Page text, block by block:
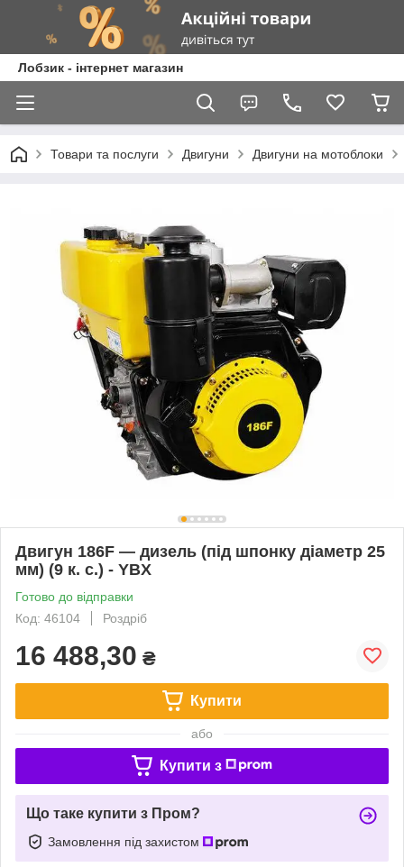
Лобзик - інтернет магазин
Товари та послуги Двигуни Двигуни на мотоблоки
Двигун 186F — дизель (під шпонку діаметр 25
мм) (9 к. с.) - YBX
Готово до відправки
Код: 46104
Роздріб
16 488,30 ₴
Купити
або
Купити з
Що таке купити з Пром?
Замовлення під захистом